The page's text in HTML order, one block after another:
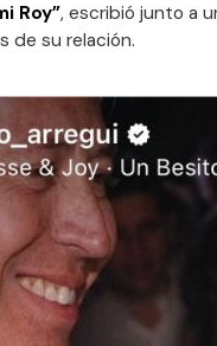
Roy”, escribió junto a
de su relación.